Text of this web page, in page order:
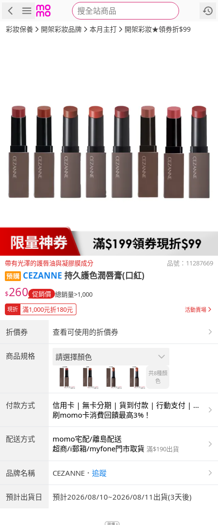
搜全站商品
商品 評價 詳情
彩妝保養 開架彩妝品牌 本月主打 開架彩妝★領券折$99
帶有光澤的護唇油與凝膠膜成分 品號： 11287669
CEZANNE 持久護色潤唇膏(口紅)
$260 促銷價 總銷量>1,000
現折 滿1,000元折180元 活動賣場
折價券 查看可使用的折價券
商品規格 請選擇顏色
共8種顏
色
付款方式
信用卡 | 無卡分期 | 貨到付款 | 行動支付 | 超
商付款 | ATM | 銀聯卡
刷momo卡消費回饋最高3%！
配送方式
momo宅配/離島配送
超商/i郵箱/myfone門市取貨 滿$190出貨
品牌名稱 CEZANNE ． 追蹤
預計出貨日 預計2026/08/10~2026/08/11出貨(3天後)